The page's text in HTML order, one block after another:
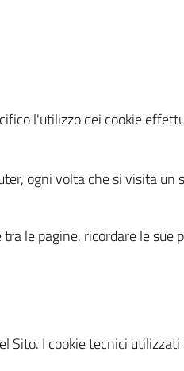
l'utilizzo dei cookie
ogni volta che si visita un
le pagine, ricordare le sue
I cookie tecnici